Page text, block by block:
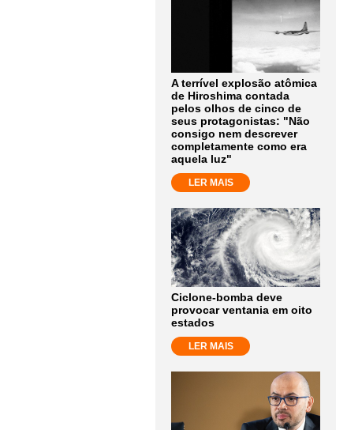
A terrível explosão atômica
de Hiroshima contada
pelos olhos de cinco de
seus protagonistas: "Não
consigo nem descrever
completamente como era
aquela luz"
LER MAIS
Ciclone-bomba deve
provocar ventania em oito
estados
LER MAIS